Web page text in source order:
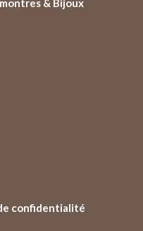
& Bijoux
confidentialité